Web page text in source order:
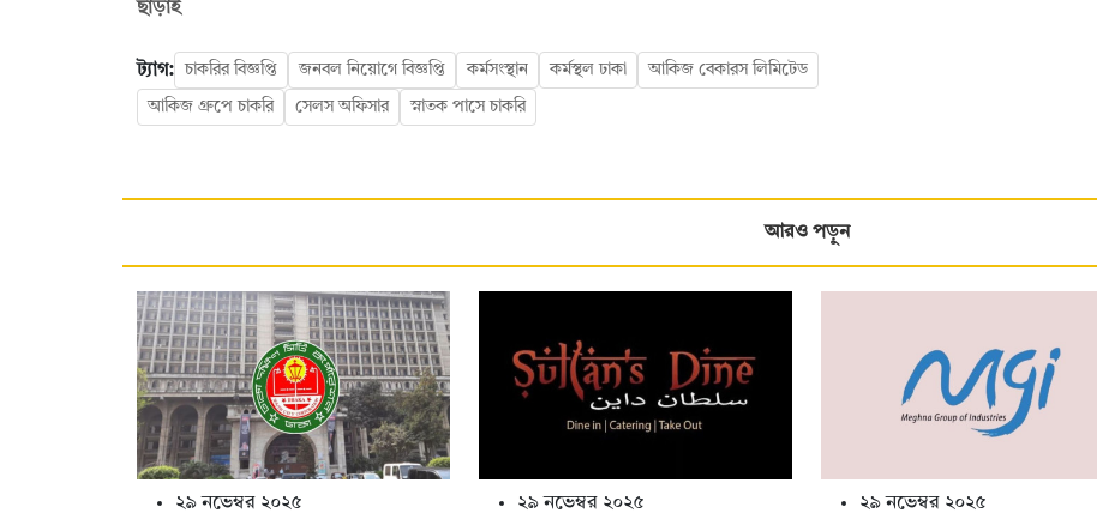
ছাড়াই
ট্যাগ: চাকরির বিজ্ঞপ্তি জনবল নিয়োগে বিজ্ঞপ্তি কর্মসংস্থান কর্মস্থল ঢাকা আকিজ বেকারস লিমিটেড
আকিজ গ্রুপে চাকরি সেলস অফিসার স্নাতক পাসে চাকরি
আরও পড়ুন
২৯ নভেম্বর ২০২৫ ২৯ নভেম্বর ২০২৫ ২৯ নভেম্বর ২০২৫